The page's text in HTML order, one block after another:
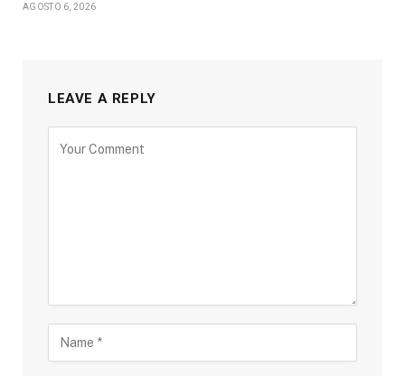
AGOSTO 6, 2026
LEAVE A REPLY